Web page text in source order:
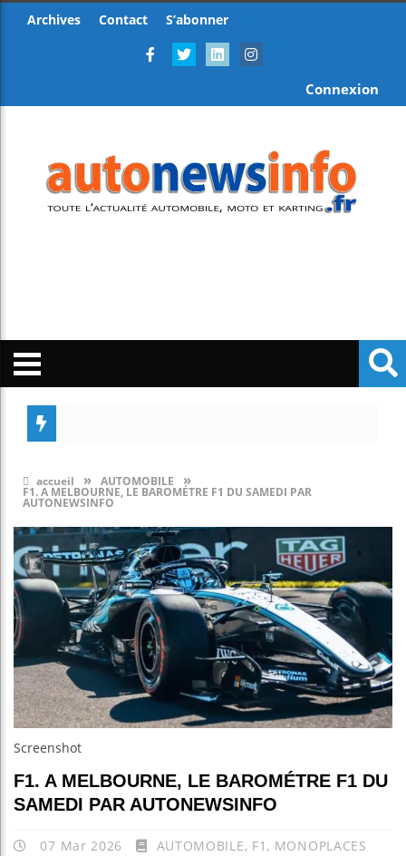
Archives Contact S’abonner
Connexion
accueil » AUTOMOBILE »
F1. A MELBOURNE, LE BAROMÉTRE F1 DU SAMEDI PAR
AUTONEWSINFO
Screenshot
F1. A MELBOURNE, LE BAROMÉTRE F1 DU
SAMEDI PAR AUTONEWSINFO
07 Mar 2026 AUTOMOBILE, F1 , MONOPLACES